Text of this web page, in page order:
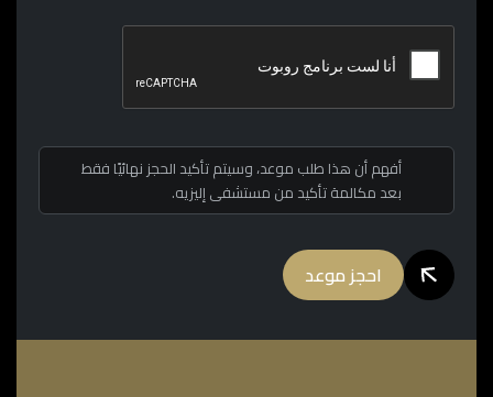
أفهم أن هذا طلب موعد، وسيتم تأكيد الحجز نهائيًا فقط
بعد مكالمة تأكيد من مستشفى إليزيه.
احجز موعد